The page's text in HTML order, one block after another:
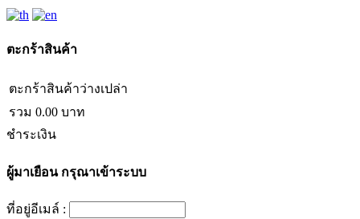
ตะกร้าสินค้า
ตะกร้าสินค้าว่างเปล่า
รวม 0.00 บาท
ชำระเงิน
ผู้มาเยือนกรุณาเข้าระบบ
ที่อยู่อีเมล์ :